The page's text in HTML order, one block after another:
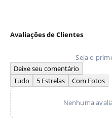
Avaliações de Clientes
Seja o
Deixe seu comentário
Tudo
5 Estrelas Com Fotos
Nenhuma